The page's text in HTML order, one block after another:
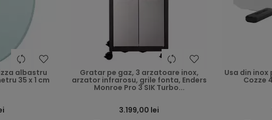
heart
albastru
35 x 1 cm
heart
Gratar pe gaz, 3 arzatoare inox,
arzator infrarosu, grile fonta, Enders
Monroe Pro 3 SIK Turbo...
3.199,00 lei
Usa din
Cozze